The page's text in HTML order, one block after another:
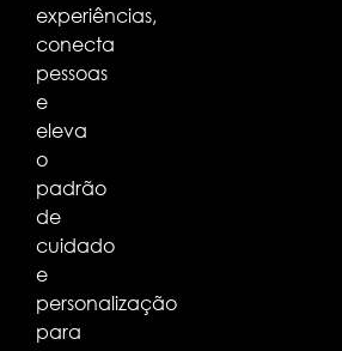
experiências,
conecta
pessoas
e
eleva
o
padrão
de
cuidado
e
personalização
para